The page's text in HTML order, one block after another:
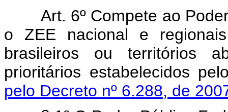
Art. 6º Compete ao
o ZEE nacional e
brasileiros ou territórios
prioritários estabelecidos
pelo Decreto nº 6.288, de